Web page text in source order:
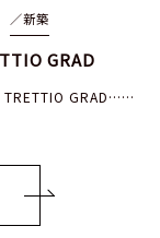
／新築
GRAD
GRAD……